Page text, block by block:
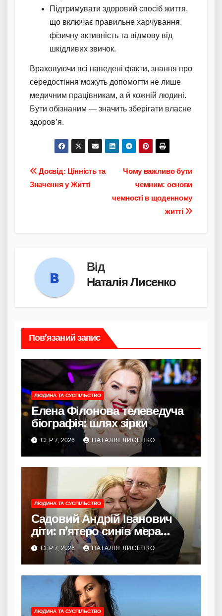
Підтримувати здоровий спосіб життя,
що включає правильне харчування,
фізичну активність та відмову від
шкідливих звичок.
Враховуючи всі наведені факти, знання про
середостіння можуть допомогти не лише
медичним працівникам, а й кожній людині.
Бути обізнаним — значить зберігати власне
здоров’я.
Навігація
записів
Чому важливо бути
чемним: основи
чемності в щоденному
житті
Досвід: Цінність та
Значення у Житті
Від
Наталія Лисенко
Пов’язаний запис
ЛЮДИНА ТА СУСПІЛЬСТВО
Елена Філонова телеведуча
біографія: шлях зірки
СЕР 7, 2026 НАТАЛІЯ ЛИСЕНКО
ЛЮДИНА ТА СУСПІЛЬСТВО
Садовий Андрій Іванович
діти: п’ятеро синів мера
Львова
СЕР 7, 2026 НАТАЛІЯ ЛИСЕНКО
ЛЮДИНА ТА СУСПІЛЬСТВО